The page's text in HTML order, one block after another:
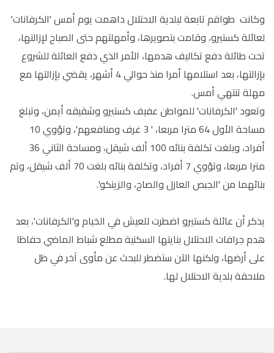
وكانت طواقم تابعة لبلدية الاحتلال داهمت يوم أمس 'الكرفانات'
لعائلة كستيرو، وقامت بتصويرها، وأمهلتهم حتى الصباح لإزالتها،
تحت طائلة دفع تكاليف هدمها، الأمر الذي دفع العائلة للشروع
بإزالتها، بعد استلامها أمرا منذ حوالي 4 أشهر، يقضي بإزالتها مع
مهلة تنتهي أمس.
وتعود 'الكرفانات' للمواطن عفيف كستيرو وشقيقه أيمن، وتبلغ
مساحة الأول 64 مترا مربعا، ' 3 غرف ومنافعهم'، وتؤوي 10
مترا مربعا، وتؤوي 7 أفراد، وتكلفة بنائه بلغت 70 ألف شيقل، وتم
بنائهما من 'الجبص العازل والصاج، والزينكو'.
يذكر أن عائلة كستيرو اضطرت للعيش في الخيام و'الكرفانات'، بعد
هدم جرافات الاحتلال بنايتها السكنية مطلع شباط الماضي حفاظا
على أرضها، ولكنها الآن ستضطر للبحث عن مأوى آخر في ظل
ملاحقة بلدية الاحتلال لها.